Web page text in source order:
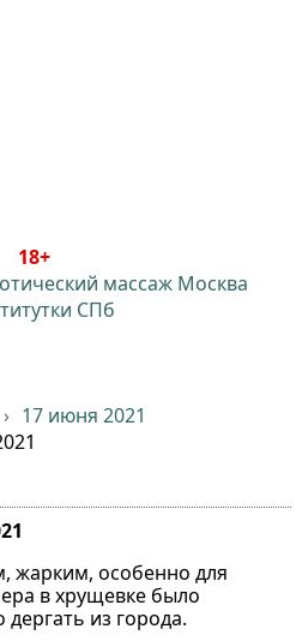
18+
массаж Москва
СПб
17 июня 2021
жарким, особенно для
в хрущевке было
из города.